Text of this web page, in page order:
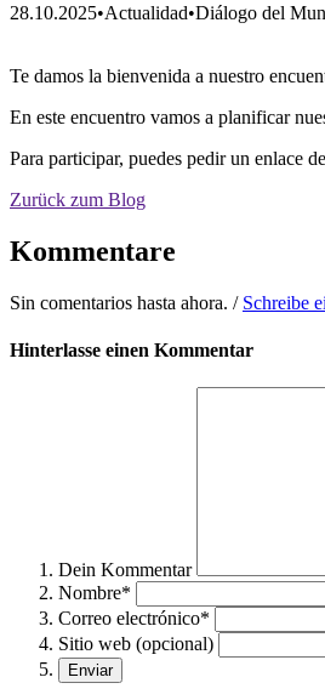
28.10.2025•Actualidad•Diálogo del
Te damos la bienvenida a nuestro
En este encuentro vamos a planificar
Para participar, puedes pedir un enlace
Zurück zum Blog
Kommentare
Sin comentarios hasta ahora. / Schreibe
Hinterlasse einen Kommentar
Dein Kommentar
Nombre*
Correo electrónico*
Sitio web (opcional)